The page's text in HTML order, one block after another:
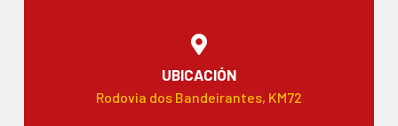
UBICACIÓN
Rodovia dos Bandeirantes, KM72